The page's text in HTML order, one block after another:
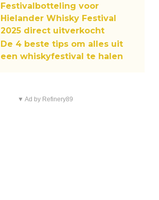
Festivalbotteling voor
Hielander Whisky Festival
2025 direct uitverkocht
De 4 beste tips om alles uit
een whiskyfestival te halen
▼ Ad by Refinery89